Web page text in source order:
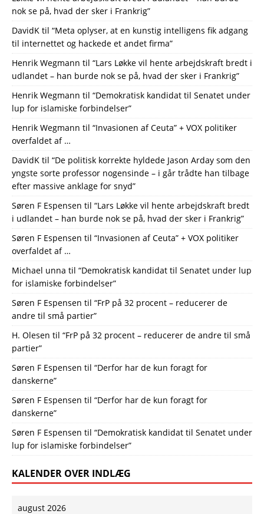
nok se på, hvad der sker i Frankrig”
DavidK til “Meta oplyser, at en kunstig intelligens fik adgang
til internettet og hackede et andet firma”
Henrik Wegmann til “Lars Løkke vil hente arbejdskraft bredt i
udlandet – han burde nok se på, hvad der sker i Frankrig”
Henrik Wegmann til “Demokratisk kandidat til Senatet under
lup for islamiske forbindelser”
Henrik Wegmann til “Invasionen af Ceuta” + VOX politiker
overfaldet af …
DavidK til “De politisk korrekte hyldede Jason Arday som den
yngste sorte professor nogensinde – i går trådte han tilbage
efter massive anklage for snyd”
Søren F Espensen til “Lars Løkke vil hente arbejdskraft bredt
i udlandet – han burde nok se på, hvad der sker i Frankrig”
Søren F Espensen til “Invasionen af Ceuta” + VOX politiker
overfaldet af …
Michael unna til “Demokratisk kandidat til Senatet under lup
for islamiske forbindelser”
Søren F Espensen til “FrP på 32 procent – reducerer de
andre til små partier”
H. Olesen til “FrP på 32 procent – reducerer de andre til små
partier”
Søren F Espensen til “Derfor har de kun foragt for
danskerne”
Søren F Espensen til “Derfor har de kun foragt for
danskerne”
Søren F Espensen til “Demokratisk kandidat til Senatet under
lup for islamiske forbindelser”
KALENDER OVER INDLÆG
august 2026